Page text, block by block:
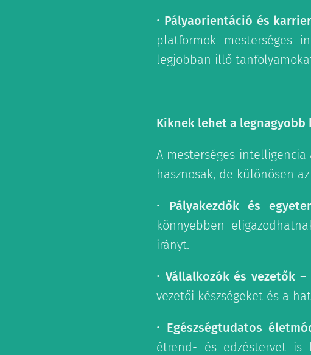
• Pályaorientáció és
platformok mesterséges
legjobban illő
Kiknek lehet a legnagyobb
A mesterséges
hasznosak, de különösen
• Pályakezdők és
könnyebben
irányt.
• Vállalkozók és vezetők–
vezetői készségeket és a
• Egészségtudatos
étrend- és edzéstervet is